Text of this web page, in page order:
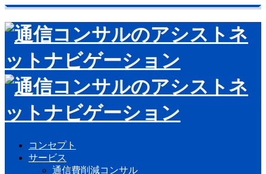
コンセプト
サービス
通信費削減コンサル